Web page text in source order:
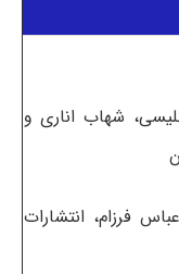
شهاب اناری و
فرزام، انتشارات